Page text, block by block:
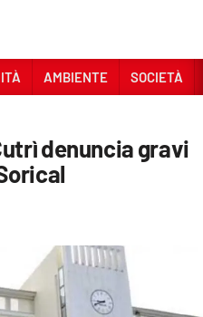
AMBIENTE SOCIETÀ
denuncia gravi